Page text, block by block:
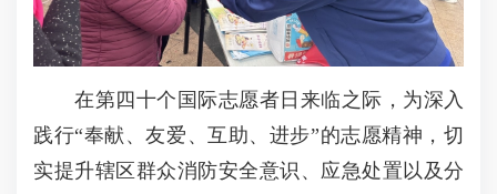
在第四十个国际志愿者日来临之际，为深入
践行“奉献、友爱、互助、进步”的志愿精神，切
实提升辖区群众消防安全意识、应急处置以及分